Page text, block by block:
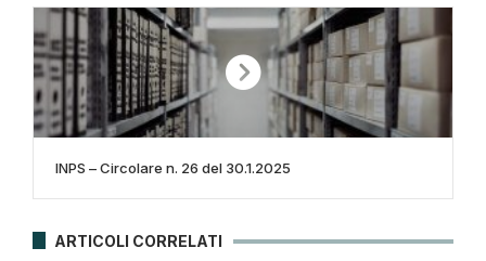
INPS – Circolare n. 26 del 30.1.2025
ARTICOLI CORRELATI